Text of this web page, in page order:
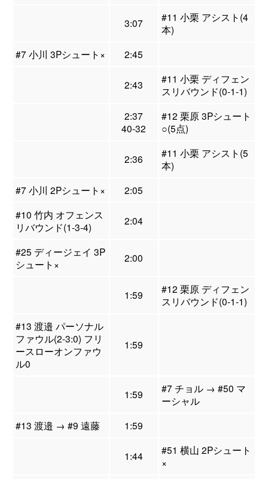
3:07
#11 小栗 アシスト(4
本)
#7 小川 3Pシュート×
2:45
2:43
#11 小栗 ディフェン
スリバウンド(0-1-1)
2:37
40-32
#12 栗原 3Pシュート
○(5点)
2:36
#11 小栗 アシスト(5
本)
#7 小川 2Pシュート×
2:05
#10 竹内 オフェンス
リバウンド(1-3-4)
2:04
#25 ディージェイ 3P
シュート×
2:00
1:59
#12 栗原 ディフェン
スリバウンド(0-1-1)
#13 渡邉 パーソナル
ファウル(2-3:0) フリ
ースローオンファウ
ル0
1:59
1:59
#7 チョル → #50 マ
ーシャル
#13 渡邉 → #9 遠藤
1:59
1:44
#51 横山 2Pシュート
×